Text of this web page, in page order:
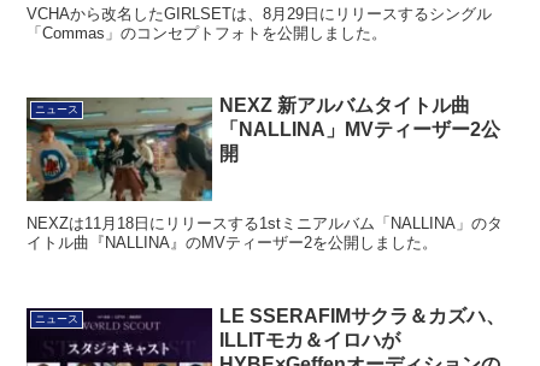
VCHAから改名したGIRLSETは、8月29日にリリースするシングル
「Commas」のコンセプトフォトを公開しました。
ニュース
NEXZ 新アルバムタイトル曲
「NALLINA」MVティーザー2公
開
NEXZは11月18日にリリースする1stミニアルバム「NALLINA」のタ
イトル曲『NALLINA』のMVティーザー2を公開しました。
ニュース
LE SSERAFIMサクラ＆カズハ、
ILLITモカ＆イロハが